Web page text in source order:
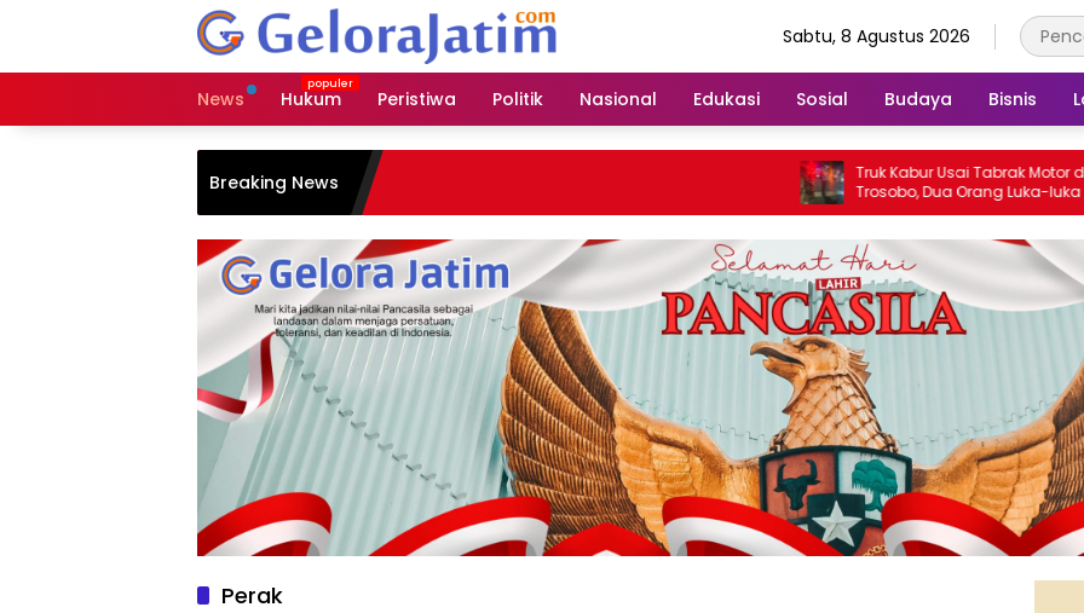
Sabtu, 8 Agustus 2026
News Hukum Peristiwa Politik Nasional Edukasi Sosial Budaya Bisnis
Breaking News
Truk Kabur Usai Tabrak Motor di Flyover
Trosobo, Dua Orang Luka-luka
Perak